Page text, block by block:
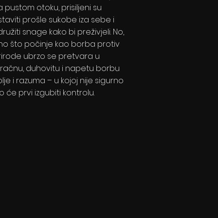
pustom otoku, prisiljeni su
prošle sukobe iza sebe i
snage kako bi preživjeli. No,
što počinje kao borba protiv
ubrzo se pretvara u
duhovitu i napetu borbu
i razuma – u kojoj nije sigurno
će prvi izgubiti kontrolu.